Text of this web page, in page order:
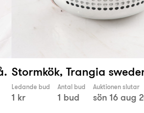
Stormkök, Trangia
Ledande bud
1 kr
Antal bud
1 bud
Auktionen slutar
sön 16 aug